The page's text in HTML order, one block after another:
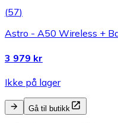
(57)
Astro - A50 Wireless +
3 979 kr
Ikke på lager
Gå til butikk